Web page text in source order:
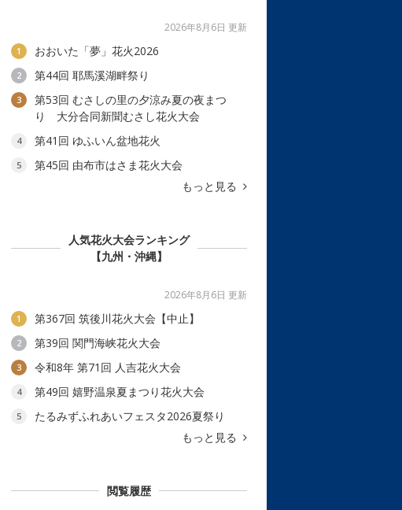
2026年8月6日 更新
1 おおいた「夢」花火2026
2 第44回 耶馬溪湖畔祭り
3
第53回 むさしの里の夕涼み夏の夜まつ
り 大分合同新聞むさし花火大会
4 第41回 ゆふいん盆地花火
5
第45回 由布市はさま花火大会
もっと見る
人気花火大会ランキング
【九州・沖縄】
2026年8月6日 更新
1 第367回 筑後川花火大会【中止】
2 第39回 関門海峡花火大会
3 令和8年 第71回 人吉花火大会
4 第49回 嬉野温泉夏まつり花火大会
5
たるみずふれあいフェスタ2026夏祭り
もっと見る
閲覧履歴